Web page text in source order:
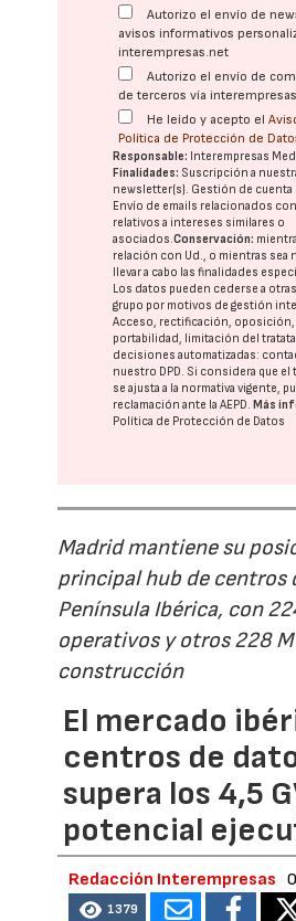
Autorizo el envío de
avisos informativos
interempresas.net
Autorizo el envío de
de terceros vía
He leído y acepto el
Política de Protección de
Responsable: Interempresas
Finalidades: Suscripción a
newsletter(s). Gestión de cuenta
Envío de emails relacionados
relativos a intereses similares o
asociados.Conservación:
relación con Ud., o mientras sea
llevar a cabo las finalidades
Los datos pueden cederse a otras
grupo por motivos de gestión
Acceso, rectificación,
portabilidad, limitación del
decisiones automatizadas:
nuestro DPD. Si considera que
se ajusta a la normativa vigente,
reclamación ante laAEPD.Más
Política de Protección de Datos
Madrid mantiene su
principal hub de centros
Península Ibérica, con
operativos y otros 228
construcción
El mercado
centros de
supera los 4,5
potencial
Redacción Interempresas
1379